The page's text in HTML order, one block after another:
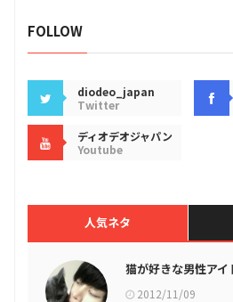
FOLLOW
diodeo_japan
Twitter
ディオデオジャパン
Youtube
人気ネタ
猫が好きな男性ア
2012/11/09